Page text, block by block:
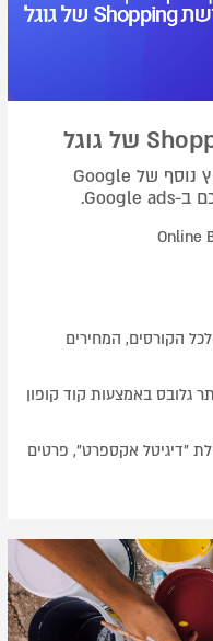
בקורס נלמד איך להקים ולשלב ערוץ נוסף של Google
₪ לקורס אחד או 485 ₪ לכל הקורסים, המחירים
לרשומים לאתר גלובס באמצעות קוד קופון
"דיגיטל אקספרט", פרטים